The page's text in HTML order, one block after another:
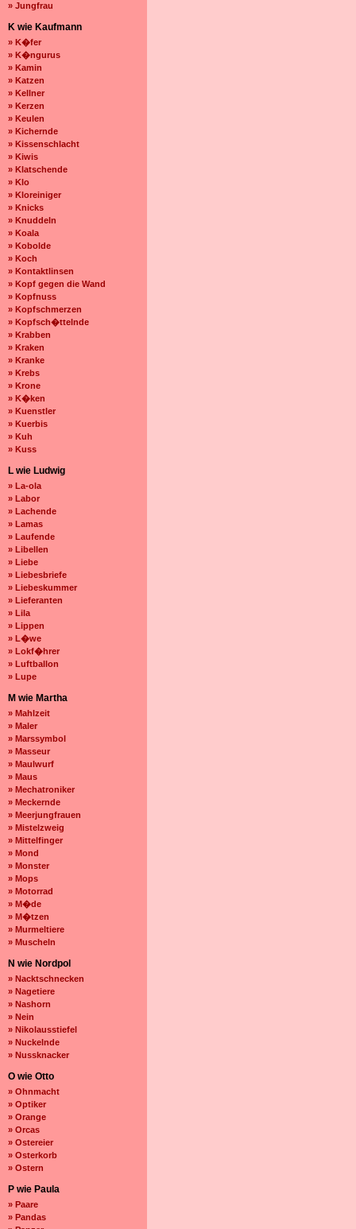
» Jungfrau
K wie Kaufmann
» K�fer
» K�ngurus
» Kamin
» Katzen
» Kellner
» Kerzen
» Keulen
» Kichernde
» Kissenschlacht
» Kiwis
» Klatschende
» Klo
» Kloreiniger
» Knicks
» Knuddeln
» Koala
» Kobolde
» Koch
» Kontaktlinsen
» Kopf gegen die Wand
» Kopfnuss
» Kopfschmerzen
» Kopfsch�ttelnde
» Krabben
» Kraken
» Kranke
» Krebs
» Krone
» K�ken
» Kuenstler
» Kuerbis
» Kuh
» Kuss
L wie Ludwig
» La-ola
» Labor
» Lachende
» Lamas
» Laufende
» Libellen
» Liebe
» Liebesbriefe
» Liebeskummer
» Lieferanten
» Lila
» Lippen
» L�we
» Lokf�hrer
» Luftballon
» Lupe
M wie Martha
» Mahlzeit
» Maler
» Marssymbol
» Masseur
» Maulwurf
» Maus
» Mechatroniker
» Meckernde
» Meerjungfrauen
» Mistelzweig
» Mittelfinger
» Mond
» Monster
» Mops
» Motorrad
» M�de
» M�tzen
» Murmeltiere
» Muscheln
N wie Nordpol
» Nacktschnecken
» Nagetiere
» Nashorn
» Nein
» Nikolausstiefel
» Nuckelnde
» Nussknacker
O wie Otto
» Ohnmacht
» Optiker
» Orange
» Orcas
» Ostereier
» Osterkorb
» Ostern
P wie Paula
» Paare
» Pandas